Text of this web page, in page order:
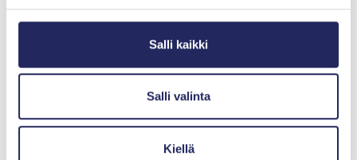
Salli kaikki
Salli valinta
Kiellä
M/S Itämeri: Juha Kauppinen ja
meriruoho, joka pitää meidät hengissä